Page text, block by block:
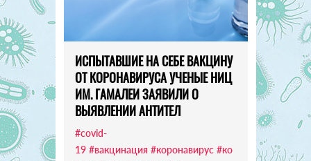
ИСПЫТАВШИЕ НА СЕБЕ ВАКЦИНУ
ОТ КОРОНАВИРУСА УЧЕНЫЕ НИЦ
ИМ. ГАМАЛЕИ ЗАЯВИЛИ О
ВЫЯВЛЕНИИ АНТИТЕЛ
#covid-
19 #вакцинация #коронавирус #ко